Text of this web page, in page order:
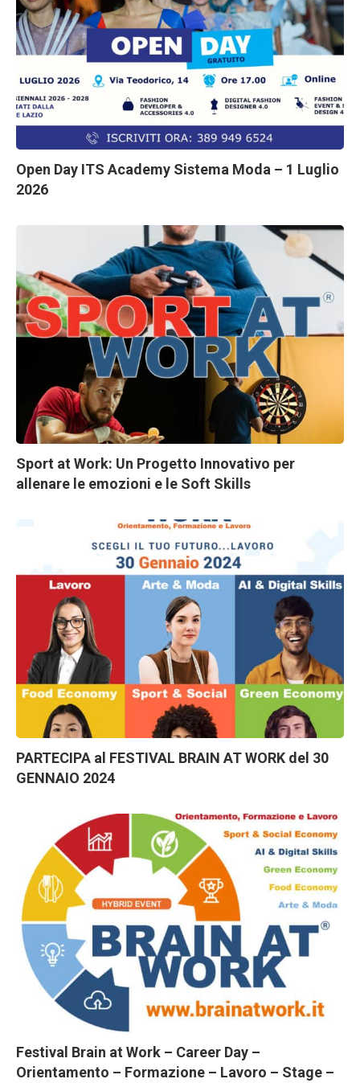
Open Day ITS Academy Sistema Moda – 1 Luglio
2026
Sport at Work: Un Progetto Innovativo per
allenare le emozioni e le Soft Skills
PARTECIPA al FESTIVAL BRAIN AT WORK del 30
GENNAIO 2024
Festival Brain at Work – Career Day –
Orientamento – Formazione – Lavoro – Stage –